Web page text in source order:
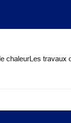
chaleurLes travaux